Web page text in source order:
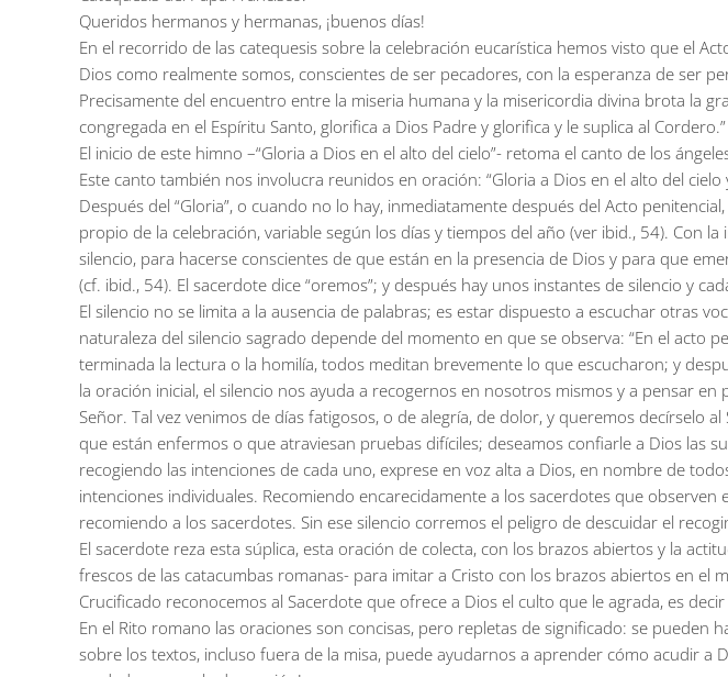
Queridos hermanos y hermanas, ¡buenos días!
En el recorrido de las catequesis sobre la celebración eucarística hemos visto que el
Dios como realmente somos, conscientes de ser pecadores, con la esperanza de ser
Precisamente del encuentro entre la miseria humana y la misericordia divina brota la
congregada en el Espíritu Santo, glorifica a Dios Padre y glorifica y le suplica al
El inicio de este himno –“Gloria a Dios en el alto del cielo”- retoma el canto de los
Este canto también nos involucra reunidos en oración: “Gloria a Dios en el alto del
Después del “Gloria”, o cuando no lo hay, inmediatamente después del Acto
propio de la celebración, variable según los días y tiempos del año (ver ibid., 54). Con
silencio, para hacerse conscientes de que están en la presencia de Dios y para que
(cf. ibid., 54). El sacerdote dice “oremos”; y después hay unos instantes de silencio y
El silencio no se limita a la ausencia de palabras; es estar dispuesto a escuchar otras
naturaleza del silencio sagrado depende del momento en que se observa: “En el acto
terminada la lectura o la homilía, todos meditan brevemente lo que escucharon; y
la oración inicial, el silencio nos ayuda a recogernos en nosotros mismos y a pensar
Señor. Tal vez venimos de días fatigosos, o de alegría, de dolor, y queremos decírselo
que están enfermos o que atraviesan pruebas difíciles; deseamos confiarle a Dios las
recogiendo las intenciones de cada uno, exprese en voz alta a Dios, en nombre de
intenciones individuales. Recomiendo encarecidamente a los sacerdotes que
recomiendo a los sacerdotes. Sin ese silencio corremos el peligro de descuidar el
El sacerdote reza esta súplica, esta oración de colecta, con los brazos abiertos y la
frescos de las catacumbas romanas- para imitar a Cristo con los brazos abiertos en el
Crucificado reconocemos al Sacerdote que ofrece a Dios el culto que le agrada, es
En el Rito romano las oraciones son concisas, pero repletas de significado: se pueden
sobre los textos, incluso fuera de la misa, puede ayudarnos a aprender cómo acudir